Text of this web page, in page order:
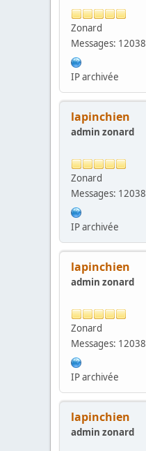
Zonard
Messages: 12038
IP archivée
lapinchien
admin zonard
Zonard
Messages: 12038
IP archivée
lapinchien
admin zonard
Zonard
Messages: 12038
IP archivée
lapinchien
admin zonard